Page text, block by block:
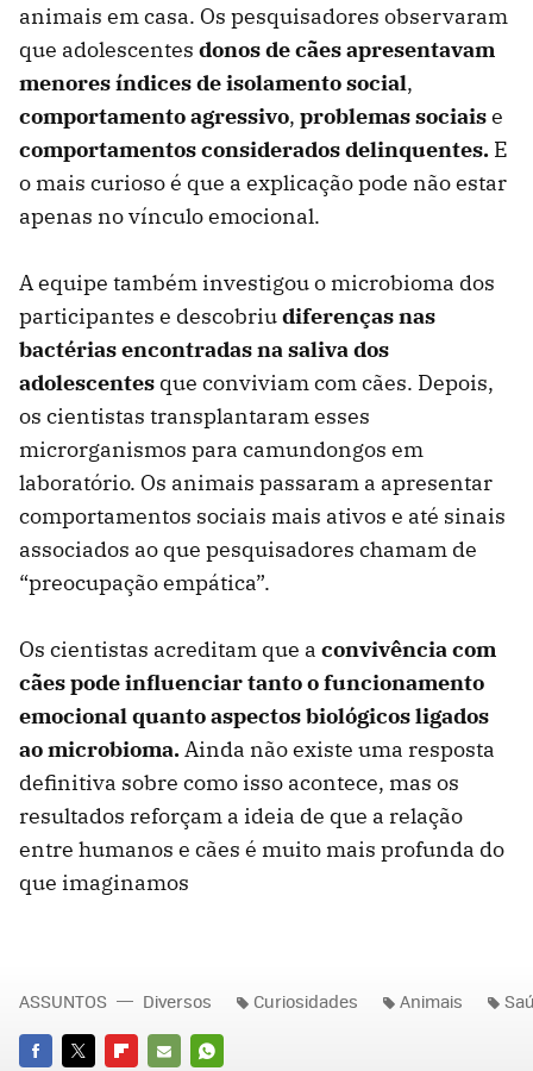
animais em casa. Os pesquisadores observaram
que adolescentes donos de cães apresentavam
menores índices de isolamento social,
comportamento agressivo, problemas sociaise
comportamentos considerados delinquentes. E
o mais curioso é que a explicação pode não estar
apenas no vínculo emocional.
A equipe também investigou o microbioma dos
participantes e descobriudiferenças nas
bactérias encontradas na saliva dos
adolescentes que conviviam com cães. Depois,
os cientistas transplantaram esses
microrganismos para camundongos em
laboratório. Os animais passaram a apresentar
comportamentos sociais mais ativos e até sinais
associados ao que pesquisadores chamam de
“preocupação empática”.
Os cientistas acreditam que a convivência com
cães pode influenciar tanto o funcionamento
emocional quanto aspectos biológicos ligados
ao microbioma.Ainda não existe uma resposta
definitiva sobre como isso acontece, mas os
resultados reforçam a ideia de que a relação
entre humanos e cães é muito mais profunda do
que imaginamos
ASSUNTOS Diversos Curiosidades Animais